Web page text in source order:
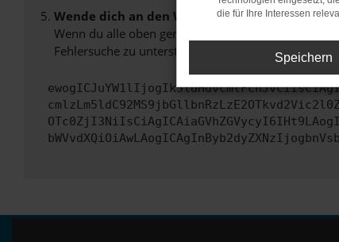
Wende dich an den Webseitenbetreiber.
Wenn du alle oben genannten Schritte versucht
Fehlersuche zu unterstützen:
die für Ihre Interessen
Speichern